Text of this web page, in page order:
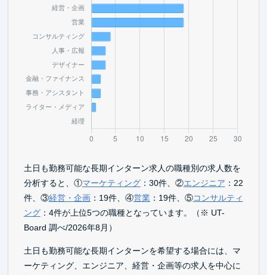
土日も勤務可能な長期インターン求人の職種別の求人数を
分析すると、①マーケティング：30件、②エンジニア ：22
件、③経営・企画：19件、④営業：19件、⑤コンサルティ
ング：4件が上位5つの職種となっています。（※ UT-
Board 調べ/2026年8月）
土日も勤務可能な長期インターンを希望する場合には、マ
ーケティング、エンジニア、経営・企画等の求人を中心に